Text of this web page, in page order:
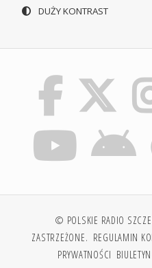
DUŻY KONTRAST
© POLSKIE RADIO
ZASTRZEŻONE. REGULAMIN
PRYWATNOŚCI